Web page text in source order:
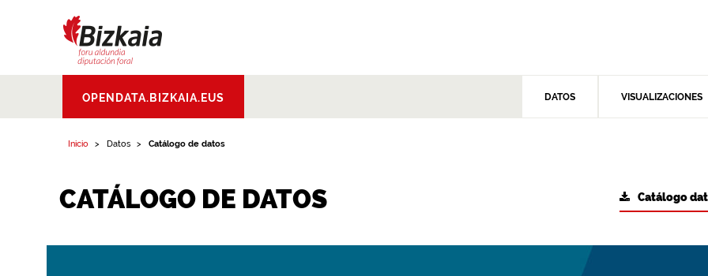
Aldundia.Diputacion
Foral de Bizkaia
OPENDATA.BIZKAIA.EUS DATOS VISUALIZACIONES
Inicio Datos Catálogo de datos
CATÁLOGO DE DATOS Catálogo